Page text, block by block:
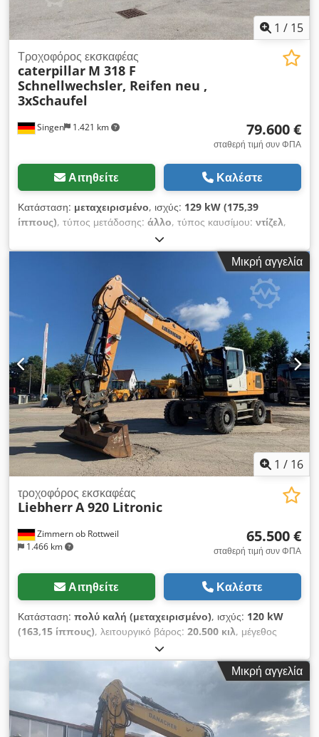
1 / 15
Singen 1.421 km
Τροχοφόρος εκσκαφέας
caterpillar M 318 F
Schnellwechsler, Reifen neu ,
3xSchaufel
79.600 €
σταθερή τιμή συν ΦΠΑ
Αιτηθείτε Καλέστε
Κατάσταση: μεταχειρισμένο, ισχύς: 129 kW (175,39
ίππους), τύπος μετάδοσης: άλλο, τύπος καυσίμου: ντίζελ,
, πρώτη ταξινόμηση:
εκπομπών:κανένα, ανάρτηση:άλλο, Έτος κατασκευής:2019,
άλλο, καύσιμο:
, Εξοπλισμός:κλιματισμός, τετρακίνηση
, * Κάμερα
οπισθοπορείας * Σύστημα γρήγορης αλλαγής εξαρτημάτων
CAT CW-20-H.4.N. Chodjzhbv Hjpfx Ahisa * Ποδηγοφόρος
κάδος εκσκαφής 2,20 μ. * 2 x Βαθιοί κάδοι 1,00 μ. + 0,50 μ. *
Ελαστικά καινούργια ... Ραδιόφωνο, τετρακίνηση, κλιματισμός,
σύστημα γρήγορης αλλαγής, μεταχειρισμένο όχημα, κινητήρας
ντίζελ, συμπεριλαμβανομένου του ΦΠΑ.
Μικρή αγγελία
1 / 16
Zimmern ob Rottweil
1.466 km
τροχοφόρος εκσκαφέας
LiebherrA 920 Litronic
65.500 €
σταθερή τιμή συν ΦΠΑ
Αιτηθείτε Καλέστε
Κατάσταση: πολύ καλή (μεταχειρισμένο), ισχύς: 120 kW
(163,15 ίππους), λειτουργικό βάρος: 20.500 κιλ, μέγεθος
, κατάσταση ελαστικών:
Έτος κατασκευής:2016, ώρες λειτουργίας:11.413 h,
κλιματισμός
, Liebherr A920 Litronic Έτος
κατασκευής: 2016 Ώρες λειτουργίας: 11.413 ώρες Κλειστή
καμπίνα Κλιματισμός Ραδιόφωνο Κάμερα οπισθοπορείας
Μεταβλητός βραχίονας Μπράτσο: 2,60 μ. Πλήρης σωληνώσεις
Μικρή αγγελία